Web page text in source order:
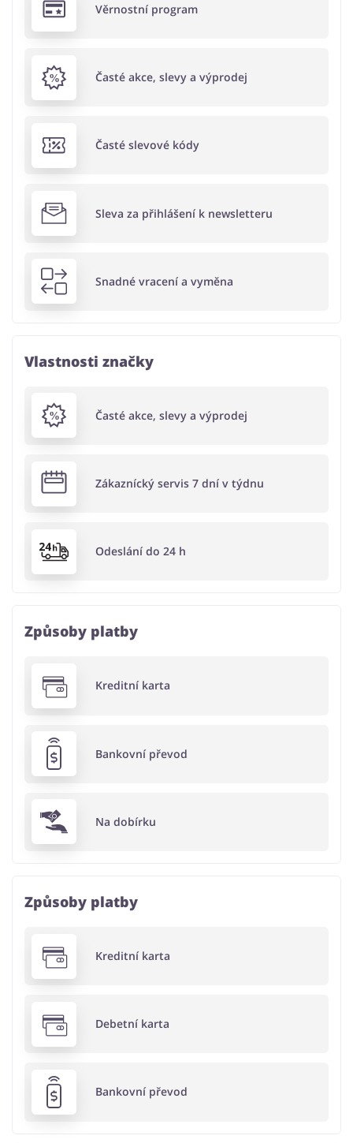
Věrnostní program
Časté akce, slevy a výprodej
Časté slevové kódy
Sleva za přihlášení k newsletteru
Snadné vracení a vyměna
Vlastnosti značky
Časté akce, slevy a výprodej
Zákaznícký servis 7 dní v týdnu
Odeslání do 24 h
Způsoby platby
Kreditní karta
Bankovní převod
Na dobírku
Způsoby platby
Kreditní karta
Debetní karta
Bankovní převod